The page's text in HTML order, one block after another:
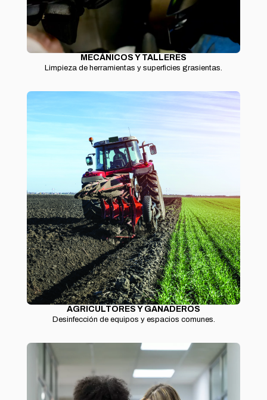
MECÁNICOS Y TALLERES
Limpieza de herramientas y superficies grasientas.
AGRICULTORES Y GANADEROS
Desinfección de equipos y espacios comunes.